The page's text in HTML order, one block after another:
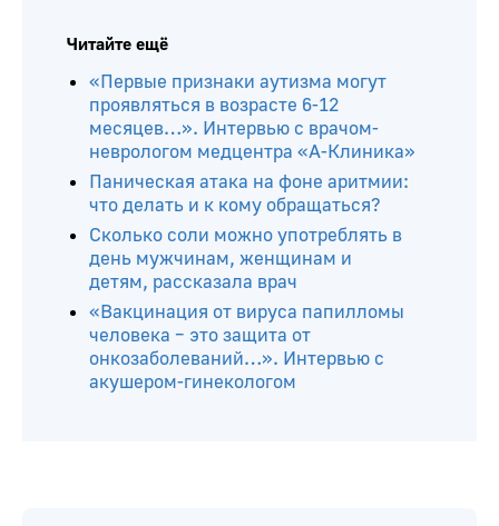
Читайте ещё
«Первые признаки аутизма могут
проявляться в возрасте 6-12
месяцев…». Интервью с врачом-
неврологом медцентра «А-Клиника»
Паническая атака на фоне аритмии:
что делать и к кому обращаться?
Сколько соли можно употреблять в
день мужчинам, женщинам и
детям, рассказала врач
«Вакцинация от вируса папилломы
человека – это защита от
онкозаболеваний…». Интервью с
акушером-гинекологом